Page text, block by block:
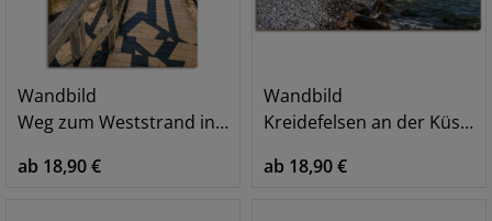
Wandbild
Weg zum Weststrand in Kampen, Sylt
ab 18,90 €
Wandbild
Kreidefelsen an der Küste der Ostsee II
ab 18,90 €